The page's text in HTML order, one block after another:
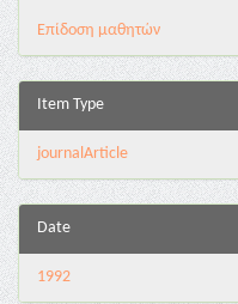
Επίδοση μαθητών
Item Type
journalArticle
Date
1992